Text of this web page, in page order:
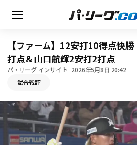
HOME
動画
【ファーム】12安打10得点快
打点＆山口航輝2安打2打点
パ・リーグ インサイト 2026年5月8日 20:42
試合戦評